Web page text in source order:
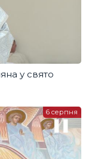
у свято
6 серпня